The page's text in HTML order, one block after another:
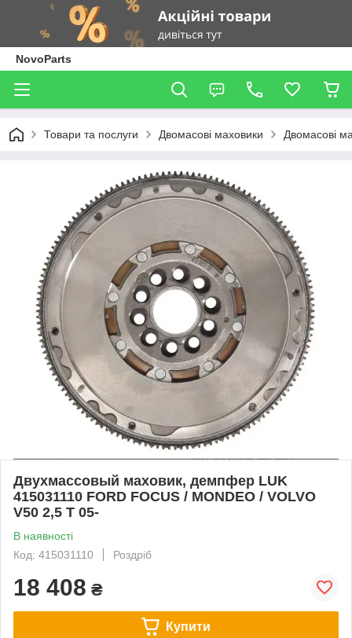
NovoParts
Товари та послуги Двомасові маховики Двомасові
Двухмассовый маховик, демпфер LUK
415031110 FORD FOCUS / MONDEO / VOLVO
V50 2,5 T 05-
В наявності
Код: 415031110
Роздріб
18 408 ₴
Купити